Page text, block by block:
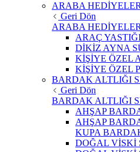
ARABA
Geri Dön
ARABA
ARAÇ
DİKİZ AYNA
KİŞİYE ÖZEL
KİŞİYE ÖZEL
BARDAK ALTLIĞI
Geri Dön
BARDAK ALTLIĞI
AHŞAP
AHŞAP
KUPA
DOĞAL VİSKİ